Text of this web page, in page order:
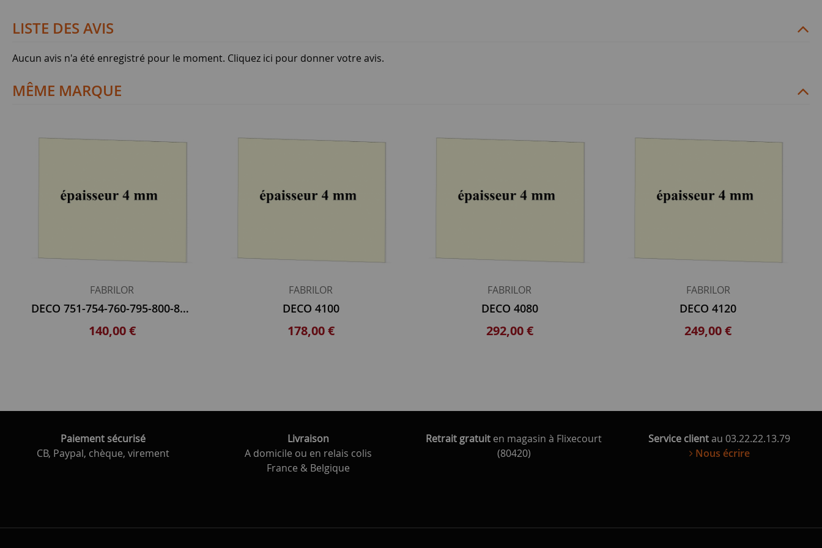
LISTE DES AVIS
Aucun avis n'a été enregistré pour le moment. Cliquez ici pour donner votre avis.
MÊME MARQUE
FABRILOR
DECO 751-754-760-795-800-801-805 PYRAM 720 DECOTHERM 1751-1760
140,00 €
FABRILOR
DECO 4100
178,00 €
FABRILOR
DECO 4080
292,00 €
FABRILOR
DECO 4120
249,00 €
Paiement sécurisé
CB, Paypal, chèque, virement
Livraison
A domicile ou en relais colis
France & Belgique
Retrait gratuit en magasin à Flixecourt
(80420)
Service clientau 03.22.22.13.79
Nous écrire